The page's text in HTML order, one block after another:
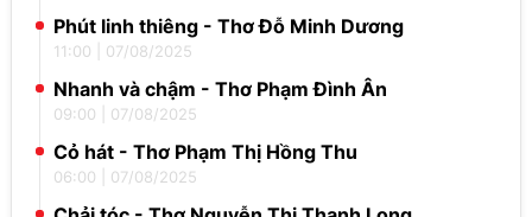
Phút linh thiêng - Thơ Đỗ Minh Dương
11:00 07/08/2025
Nhanh và chậm - Thơ Phạm Đình Ân
09:00 07/08/2025
Cỏ hát - Thơ Phạm Thị Hồng Thu
06:00 07/08/2025